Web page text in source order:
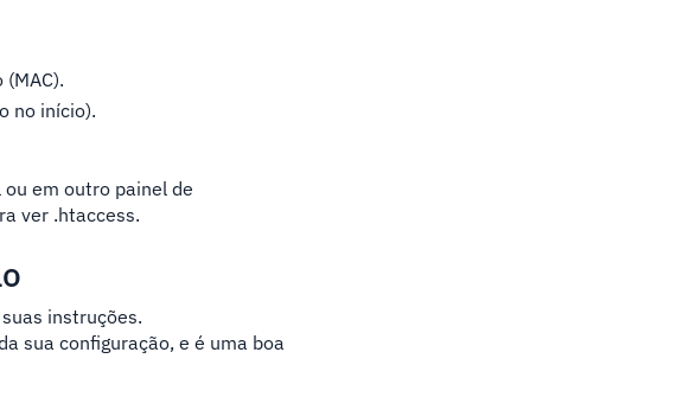
no início).
em outro painel de
ver .htaccess.
instruções.
sua configuração, e é uma boa